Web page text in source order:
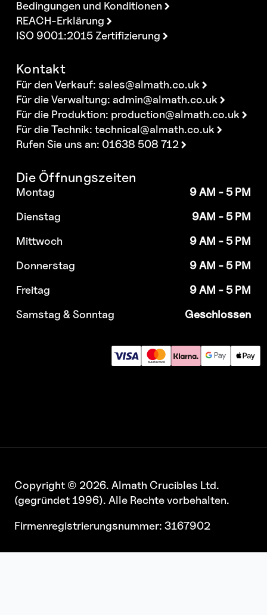
Bedingungen und Konditionen
REACH-Erklärung
ISO 9001:2015 Zertifizierung
Kontakt
Für den Verkauf:sales@almath.co.uk
Für die Verwaltung: admin@almath.co.uk
Für die Produktion: production@almath.co.uk
Für die Technik:technical@almath.co.uk
Rufen Sie uns an: 01638 508 712
Die Öffnungszeiten
Montag
9 AM - 5 PM
Dienstag
9AM - 5 PM
Mittwoch
9 AM - 5 PM
Donnerstag
9 AM - 5 PM
Freitag
9 AM - 5 PM
Samstag & Sonntag
Geschlossen
Copyright © 2026. Almath Crucibles Ltd.
(gegründet 1996). Alle Rechte vorbehalten.
Firmenregistrierungsnummer: 3167902